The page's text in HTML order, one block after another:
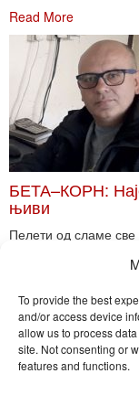
To provide the best
and/or access device
allow us to process
site. Not consenting or
features and functions.
Read More
БЕТА–КОРН:
њиви
Пелети од сламе